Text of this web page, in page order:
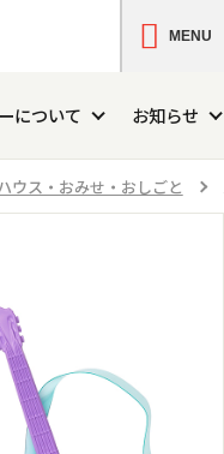
MENU
について お知らせ
ウス・おみせ・おしごと